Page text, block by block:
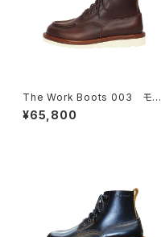
The Work Boots 003 モッ
クトゥ クロムエクセルレザ
ー ４colors
¥65,800